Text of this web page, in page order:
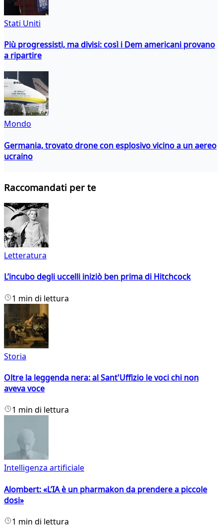
Stati Uniti
Più progressisti, ma divisi: così i Dem americani provano
a ripartire
Mondo
Germania, trovato drone con esplosivo vicino a un aereo
ucraino
Raccomandati per te
Letteratura
L’incubo degli uccelli iniziò ben prima di Hitchcock
1 min di lettura
Storia
Oltre la leggenda nera: al Sant'Uffizio le voci chi non
aveva voce
1 min di lettura
Intelligenza artificiale
Alombert: «L’IA è un pharmakon da prendere a piccole
dosi»
1 min di lettura